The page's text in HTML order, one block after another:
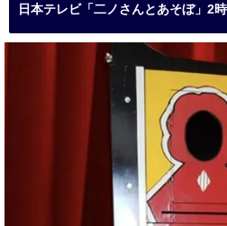
日本テレビ「二ノさんとあそぼ」2